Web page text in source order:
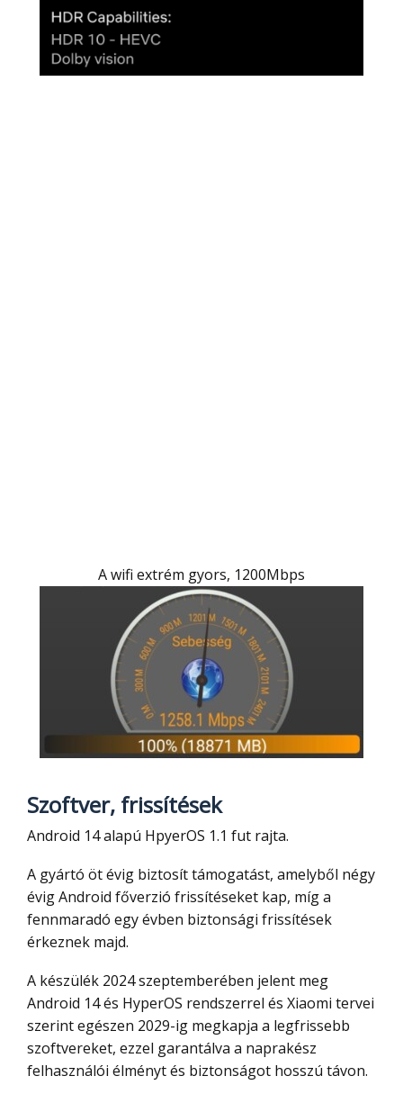
A wifi extrém gyors, 1200Mbps
Szoftver, frissítések
Android 14 alapú HpyerOS 1.1 fut rajta.
A gyártó öt évig biztosít támogatást, amelyből négy
évig Android főverzió frissítéseket kap, míg a
fennmaradó egy évben biztonsági frissítések
érkeznek majd.
A készülék 2024 szeptemberében jelent meg
Android 14 és HyperOS rendszerrel és Xiaomi tervei
szerint egészen 2029-ig megkapja a legfrissebb
szoftvereket, ezzel garantálva a naprakész
felhasználói élményt és biztonságot hosszú távon.